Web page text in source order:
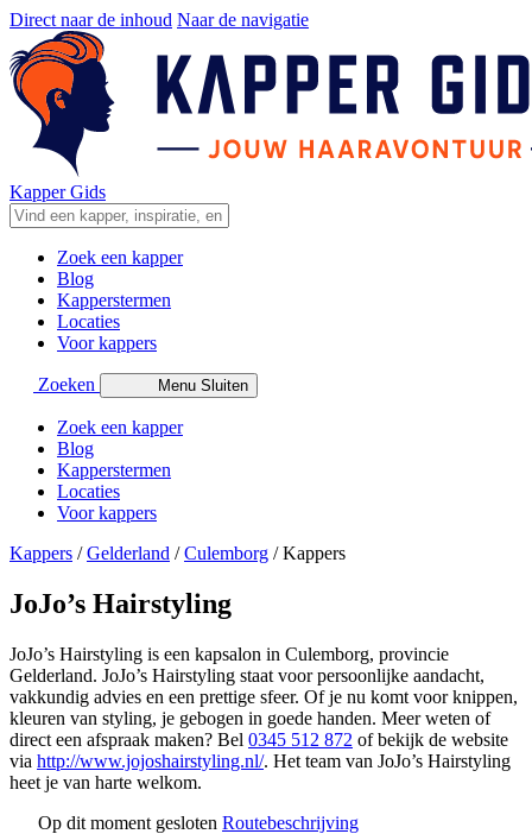
Direct naar de inhoud Naar de navigatie
Kapper Gids
Zoek een kapper
Blog
Kapperstermen
Locaties
Voor kappers
Zoeken Menu Sluiten
Zoek een kapper
Blog
Kapperstermen
Locaties
Voor kappers
Kappers /Gelderland /Culemborg /Kappers
JoJo’s Hairstyling
JoJo’s Hairstyling is een kapsalon in Culemborg, provincie
Gelderland. JoJo’s Hairstyling staat voor persoonlijke aandacht,
vakkundig advies en een prettige sfeer. Of je nu komt voor knippen,
kleuren van styling, je gebogen in goede handen. Meer weten of
direct een afspraak maken? Bel 0345 512 872 of bekijk de website
via http://www.jojoshairstyling.nl/. Het team van JoJo’s Hairstyling
heet je van harte welkom.
Op dit moment gesloten Routebeschrijving